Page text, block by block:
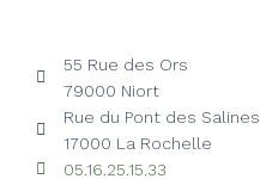
55 Rue des Ors
79000 Niort
Rue du Pont des Salines
17000 La Rochelle
05.16.25.15.33